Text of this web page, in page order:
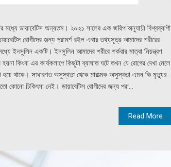
মধ্যে ডায়াবেটিস অন্যতম। ২০২১ সালের এক জরিপ অনুযায়ী বিশ্বব্যাপী
রোগীদের জন্য পরামর্শ রইল এবার তথ্যসূত্র আমাদের শরীরের
ইনসুলিন একটি। ইনসুলিন আমাদের শরীরে শর্করার মাত্রা নিয়ন্ত্রণ
কিংবা এর কার্যকলাপে কিছুটা ব্যাঘাত ঘটে তখন যে রোগের দেখা মেলে
হয়ে থাকে। সাধারণত অসুস্থতা থেকে মারাত্মক অসুস্থতা এমন কি মৃত্যুর
কোনো চিকিৎসা নেই। ডায়াবেটিস রোগীদের জন্য পরা...
Read More